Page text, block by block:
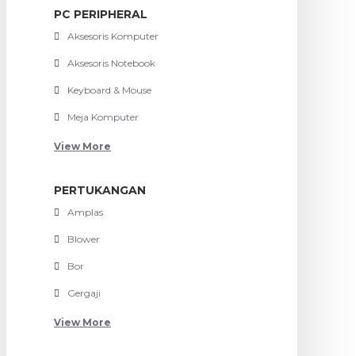
PC PERIPHERAL
Aksesoris Komputer
Aksesoris Notebook
Keyboard & Mouse
Meja Komputer
View More
PERTUKANGAN
Amplas
Blower
Bor
Gergaji
View More